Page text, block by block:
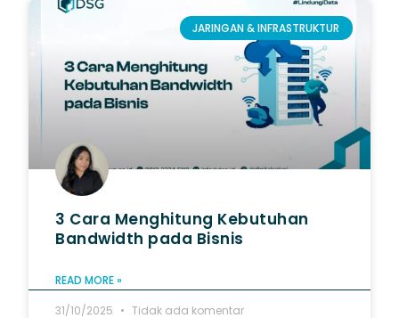
JARINGAN & INFRASTRUKTUR
3 Cara Menghitung Kebutuhan
Bandwidth​ pada Bisnis
READ MORE »
31/10/2025
Tidak ada komentar